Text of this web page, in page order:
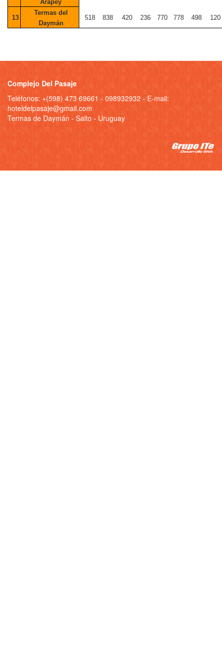
Arapey
13
Termas del
Daymán
518 838 420 236 770 778 498 120
Complejo Del Pasaje
Teléfonos: +(598) 473 69661 - 098932932 - E-mail:
hoteldelpasaje@gmail.com
Termas de Daymán - Salto - Uruguay